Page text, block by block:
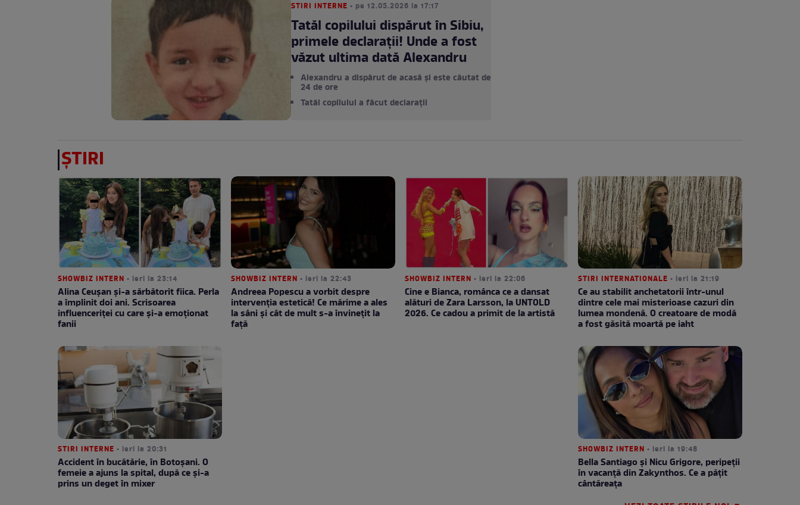
STIRI INTERNE • pe 12.05.2026 la 17:17
Tatăl copilului dispărut în Sibiu,
primele declarații! Unde a fost
văzut ultima dată Alexandru
Alexandru a dispărut de acasă și este căutat de
24 de ore
Tatăl copilului a făcut declarații
ȘTIRI
SHOWBIZ INTERN • ieri la 23:14
Alina Ceușan și-a sărbătorit fiica. Perla
a împlinit doi ani. Scrisoarea
influenceriței cu care și-a emoționat
fanii
SHOWBIZ INTERN • ieri la 22:43
Andreea Popescu a vorbit despre
intervenția estetică! Ce mărime a ales
la sâni și cât de mult s-a învinețit la
față
SHOWBIZ INTERN • ieri la 22:06
Cine e Bianca, românca ce a dansat
alături de Zara Larsson, la UNTOLD
2026. Ce cadou a primit de la artistă
STIRI INTERNATIONALE • ieri la 21:19
Ce au stabilit anchetatorii într-unul
dintre cele mai misterioase cazuri din
lumea mondenă. O creatoare de modă
a fost găsită moartă pe iaht
STIRI INTERNE • ieri la 20:31
Accident în bucătărie, în Botoșani. O
femeie a ajuns la spital, după ce și-a
prins un deget în mixer
SHOWBIZ INTERN • ieri la 19:48
Bella Santiago și Nicu Grigore, peripeții
în vacanță din Zakynthos. Ce a pățit
cântăreața